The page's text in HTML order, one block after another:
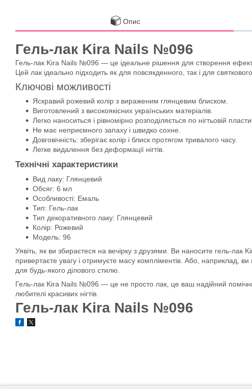
Опис
Гель-лак Kira Nails №096
Гель-лак Kira Nails №096 — це ідеальне рішення для створення
Цей лак ідеально підходить як для повсякденного, так і для
Ключові можливості
Яскравий рожевий колір з вираженим глянцевим блиском.
Виготовлений з високоякісних українських матеріалів.
Легко наноситься і рівномірно розподіляється по нігтьовій
Не має неприємного запаху і швидко сохне.
Довговічність: зберігає колір і блиск протягом тривалого часу.
Легке видалення без деформації нігтів.
Технічні характеристики
Вид лаку: Глянцевий
Обсяг: 6 мл
Особливості: Емаль
Тип: Гель-лак
Тип декоративного лаку: Глянцевий
Колір: Рожевий
Модель: 96
Уявіть, як ви збираєтеся на вечірку з друзями. Ви наносите гель-лак
привертаєте увагу і отримуєте масу компліментів. Або, наприклад,
для будь-якого ділового стилю.
Гель-лак Kira Nails №096 — це не просто лак, це ваш надійний
любителі красивих нігтів.
Гель-лак Kira Nails №096